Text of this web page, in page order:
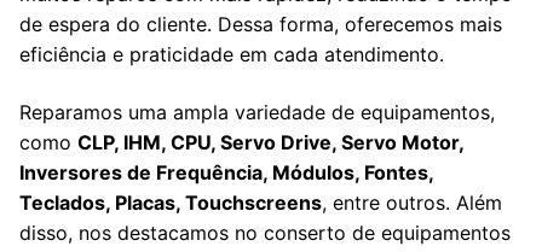
de espera do cliente. Dessa forma, oferecemos mais
eficiência e praticidade em cada atendimento.
Reparamos uma ampla variedade de equipamentos,
como CLP, IHM, CPU, Servo Drive, Servo Motor,
Inversores de Frequência, Módulos, Fontes,
Teclados, Placas, Touchscreens, entre outros. Além
disso, nos destacamos no conserto de equipamentos